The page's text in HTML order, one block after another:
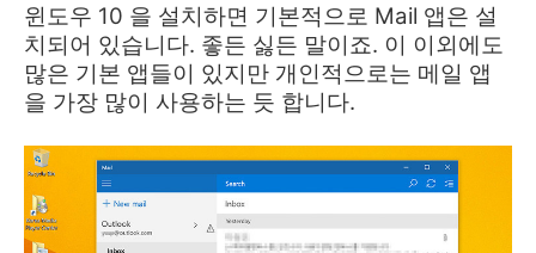
윈도우 10 을 설치하면 기본적으로 Mail 앱은 설
치되어 있습니다. 좋든 싫든 말이죠. 이 이외에도
많은 기본 앱들이 있지만 개인적으로는 메일 앱
을 가장 많이 사용하는 듯 합니다.